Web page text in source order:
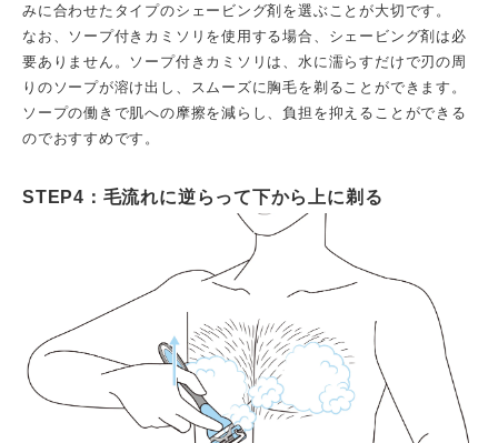
みに合わせたタイプのシェービング剤を選ぶことが大切です。
なお、ソープ付きカミソリを使用する場合、シェービング剤は必
要ありません。ソープ付きカミソリは、水に濡らすだけで刃の周
りのソープが溶け出し、スムーズに胸毛を剃ることができます。
ソープの働きで肌への摩擦を減らし、負担を抑えることができる
のでおすすめです。
STEP4：毛流れに逆らって下から上に剃る